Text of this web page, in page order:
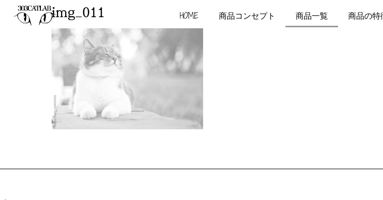
HOME 商品コンセプト 商品一覧 商品の
img_011